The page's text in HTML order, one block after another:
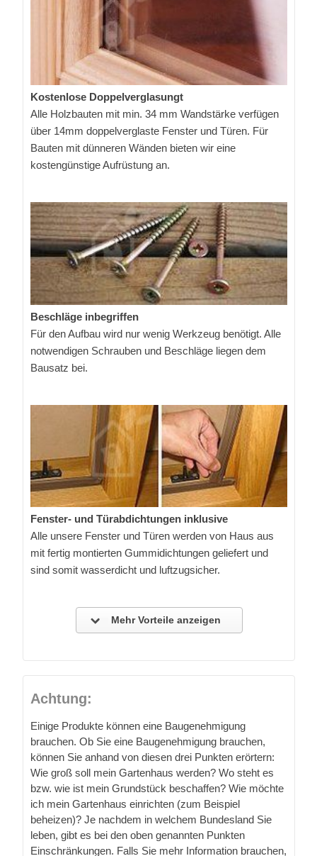
Kostenlose Doppelverglasungt
Alle Holzbauten mit min. 34 mm Wandstärke verfügen
über 14mm doppelverglaste Fenster und Türen. Für
Bauten mit dünneren Wänden bieten wir eine
kostengünstige Aufrüstung an.
Beschläge inbegriffen
Für den Aufbau wird nur wenig Werkzeug benötigt. Alle
notwendigen Schrauben und Beschläge liegen dem
Bausatz bei.
Fenster- und Türabdichtungen inklusive
Alle unsere Fenster und Türen werden von Haus aus
mit fertig montierten Gummidichtungen geliefert und
sind somit wasserdicht und luftzugsicher.
Mehr Vorteile anzeigen
Achtung:
Einige Produkte können eine Baugenehmigung
brauchen. Ob Sie eine Baugenehmigung brauchen,
können Sie anhand von diesen drei Punkten erörtern:
Wie groß soll mein Gartenhaus werden? Wo steht es
bzw. wie ist mein Grundstück beschaffen? Wie möchte
ich mein Gartenhaus einrichten (zum Beispiel
beheizen)? Je nachdem in welchem Bundesland Sie
leben, gibt es bei den oben genannten Punkten
Einschränkungen. Falls Sie mehr Information brauchen,